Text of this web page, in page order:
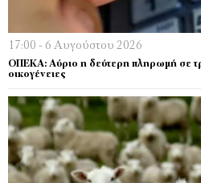
17:00 - 6 Αυγούστου 2026
ΟΠΕΚΑ: Αύριο η δεύτερη πληρωμή σε
οικογένειες